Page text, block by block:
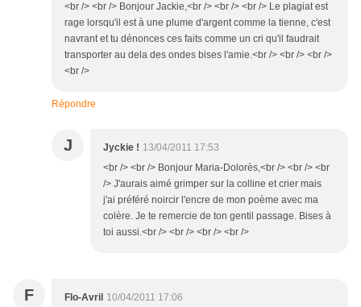
<br /> <br /> Bonjour Jackie,<br /> <br /> <br /> Le plagiat est
rage lorsqu'il est à une plume d'argent comme la tienne, c'est
navrant et tu dénonces ces faits comme un cri qu'il faudrait
transporter au dela des ondes bises l'amie.<br /> <br /> <br />
<br />
Répondre
J Jyckie ! 13/04/2011 17:53
<br /> <br /> Bonjour Maria-Dolorès,<br /> <br /> <br
/> J'aurais aimé grimper sur la colline et crier mais
j'ai préféré noircir l'encre de mon poème avec ma
colère. Je te remercie de ton gentil passage. Bises à
toi aussi.<br /> <br /> <br /> <br />
F Flo-Avril 10/04/2011 17:06